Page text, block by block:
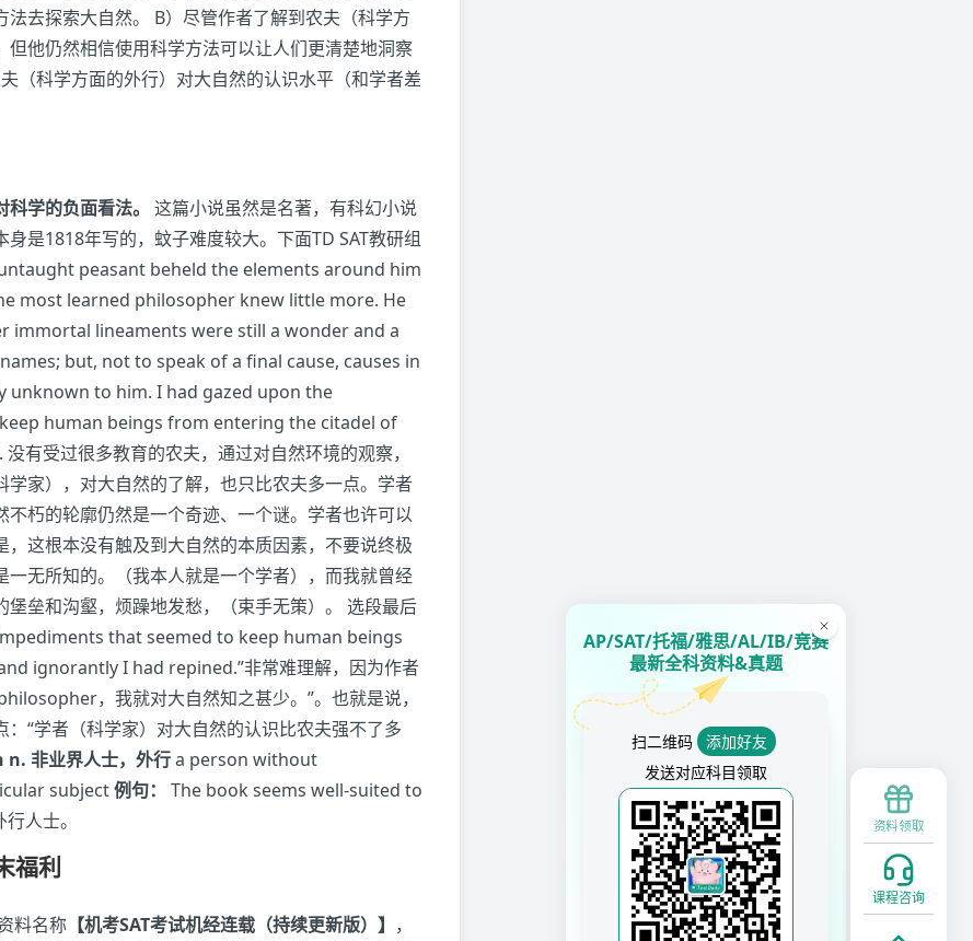
去探索大自然。 B）尽管作者了解到农夫（科学方
他仍然相信使用科学方法可以让人们更清楚地洞察
（科学方面的外行）对大自然的认识水平（和学者差
学的负面看法。 这篇小说虽然是名著，有科幻小说
是1818年写的，蚊子难度较大。下面TD SAT教研组
peasant beheld the elements around him
most learned philosopher knew little more. He
immortal lineaments were still a wonder and a
but, not to speak of a final cause, causes in
to him. I had gazed upon the
human beings from entering the citadel of
受过很多教育的农夫，通过对自然环境的观察，
家），对大自然的了解，也只比农夫多一点。学者
朽的轮廓仍然是一个奇迹、一个谜。学者也许可以
这根本没有触及到大自然的本质因素，不要说终极
无所知的。（我本人就是一个学者），而我就曾经
垒和沟壑，烦躁地发愁，（束手无策）。 选段最后
that seemed to keep human beings
ignorantly I had repined.”非常难理解，因为作者
，我就对大自然知之甚少。”。也就是说，
“学者（科学家）对大自然的认识比农夫强不了多
非业界人士，外行a person without
subject例句：
The book seems well-suited to
人士。
福利
料名称 【机考SAT考试机经连载（持续更新版）】 ，
资料领取
课程咨询
AP/SAT/托福/雅思/AL/IB/竞赛
最新全科资料&真题
扫二维码
添加好友
发送对应科目领取